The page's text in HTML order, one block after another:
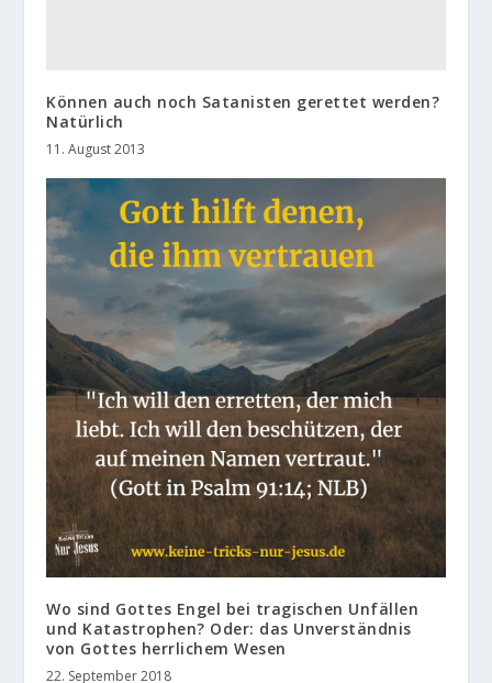
Können auch noch Satanisten gerettet werden?
Natürlich
11. August 2013
Wo sind Gottes Engel bei tragischen Unfällen
und Katastrophen? Oder: das Unverständnis
von Gottes herrlichem Wesen
22. September 2018